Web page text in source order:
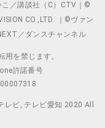
こ／講談社（C）CTV｜©
CO.,LTD. ｜©ヴァン
／ダンスチャンネル
用を禁じます。
許諾番号
ビ, テレビ愛知 2020 All